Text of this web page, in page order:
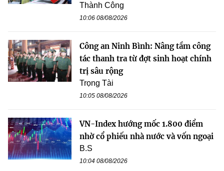
Thành Công
10:06 08/08/2026
Công an Ninh Bình: Nâng tầm công
tác thanh tra từ đợt sinh hoạt chính
trị sâu rộng
Trọng Tài
10:05 08/08/2026
VN-Index hướng mốc 1.800 điểm
nhờ cổ phiếu nhà nước và vốn ngoại
B.S
10:04 08/08/2026